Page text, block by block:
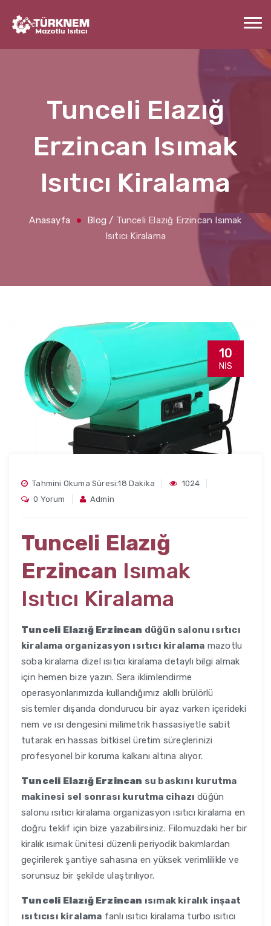
Tunceli Elazığ
Erzincan Isımak
Isıtıcı Kiralama
Anasayfa Blog / Tunceli Elazığ Erzincan Isımak
Isıtıcı Kiralama
10
NIS
Tahmini Okuma Süresi:18 Dakika
1024
0 Yorum
Admin
Tunceli Elazığ
Erzincan Isımak
Isıtıcı Kiralama
Tunceli Elazığ Erzincan düğün salonu ısıtıcı
kiralama organizasyon ısıtıcı kiralama mazotlu
soba kiralama dizel ısıtıcı kiralama detaylı bilgi almak
için hemen bize yazın. Sera iklimlendirme
operasyonlarımızda kullandığımız akıllı brülörlü
sistemler dışarıda dondurucu bir ayaz varken içerideki
nem ve ısı dengesini milimetrik hassasiyetle sabit
tutarak en hassas bitkisel üretim süreçlerinizi
profesyonel bir koruma kalkanı altına alıyor.
Tunceli Elazığ Erzincan su baskını kurutma
makinesi sel sonrası kurutma cihazı düğün
salonu ısıtıcı kiralama organizasyon ısıtıcı kiralama en
doğru teklif için bize yazabilirsiniz. Filomuzdaki her bir
kiralık ısımak ünitesi düzenli periyodik bakımlardan
geçirilerek şantiye sahasına en yüksek verimlilikle ve
sorunsuz bir şekilde ulaştırılıyor.
Tunceli Elazığ Erzincan ısımak kiralık inşaat
ısıtıcısı kiralama fanlı ısıtıcı kiralama turbo ısıtıcı